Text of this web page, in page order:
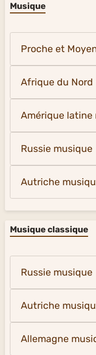
Musique
Proche et
Afrique du Nord
Amérique latine
Russie musique
Autriche
Musique classique
Russie musique
Autriche
Allemagne